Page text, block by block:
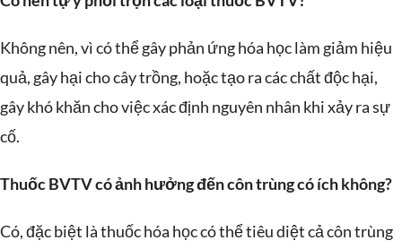
Không nên, vì có thể gây phản ứng hóa học làm giảm hiệu
quả, gây hại cho cây trồng, hoặc tạo ra các chất độc hại,
gây khó khăn cho việc xác định nguyên nhân khi xảy ra sự
cố.
Thuốc BVTV có ảnh hưởng đến côn trùng có ích không?
Có, đặc biệt là thuốc hóa học có thể tiêu diệt cả côn trùng